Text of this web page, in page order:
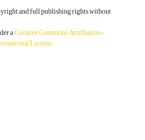
and full publishing rights without
aCreative Commons Attribution-
License.